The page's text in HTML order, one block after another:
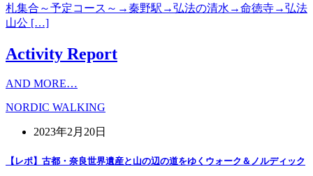
札集合～予定コース～→秦野駅→弘法の清水→命徳寺→弘法
山公 […]
Activity Report
AND MORE…
NORDIC WALKING
2023年2月20日
【レポ】古都・奈良世界遺産と山の辺の道をゆくウォーク＆ノルディック